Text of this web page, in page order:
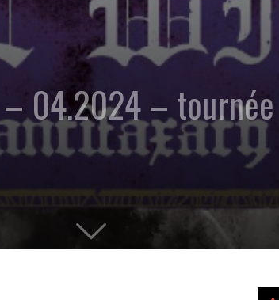
– 04.2024 –